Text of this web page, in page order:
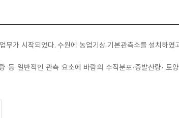
가 시작되었다. 수원에 농업기상 기본관측소를 설치하였
등 일반적인 관측 요소에 바람의 수직분포·증발산량· 토